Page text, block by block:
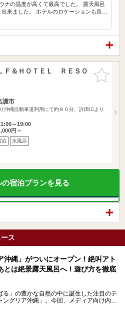
ナの温度が高くて最高でした。 露天風呂
来ました。 ホテルのロケーションも良…
お気に入
りに追加
Ｆ＆ＨＯＴＥＬ ＲＥＳＯ
護市
沖縄自動車道利用にて約８０分。許田ICより
～19:00
円～
泊 水風呂
宿泊プランを見る
ス
沖縄」がついにオープン！絶叫アト
とは絶景露天風呂へ！遊び方を徹底
る」の豊かな自然の中に誕生した注目のテ
ングリア沖縄」。今回、メディア向け内覧